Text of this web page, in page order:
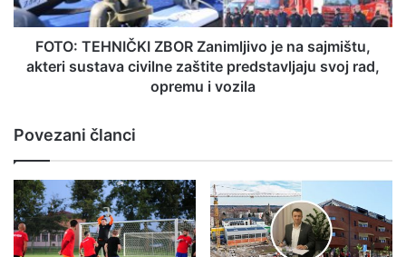
FOTO: TEHNIČKI ZBOR Zanimljivo je na sajmištu,
akteri sustava civilne zaštite predstavljaju svoj rad,
opremu i vozila
Povezani članci